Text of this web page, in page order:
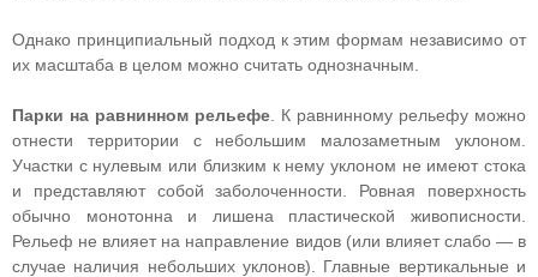
Однако принципиальный подход к этим формам независимо от
их масштаба в целом можно считать однозначным.
Парки на равнинном рельефе . К равнинному рельефу можно
отнести территории с небольшим малозаметным уклоном.
Участки с нулевым или близким к нему уклоном не имеют стока
и представляют собой заболоченности. Ровная поверхность
обычно монотонна и лишена пластической живописности.
Рельеф не влияет на направление видов (или влияет слабо — в
случае наличия небольших уклонов). Главные вертикальные и